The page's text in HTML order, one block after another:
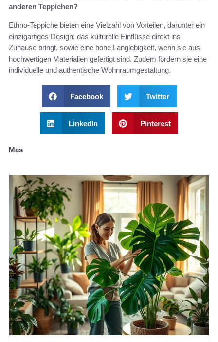
anderen Teppichen?
Ethno-Teppiche bieten eine Vielzahl von Vorteilen, darunter ein
einzigartiges Design, das kulturelle Einflüsse direkt ins
Zuhause bringt, sowie eine hohe Langlebigkeit, wenn sie aus
hochwertigen Materialien gefertigt sind. Zudem fördern sie eine
individuelle und authentische Wohnraumgestaltung.
Facebook Twitter
LinkedIn Pinterest
Mas